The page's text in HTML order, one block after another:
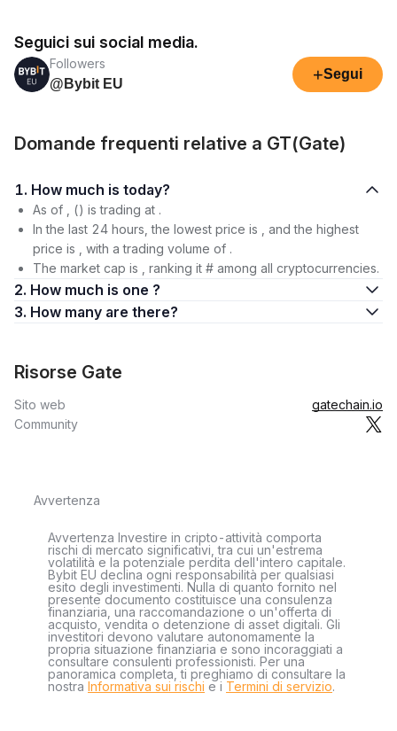
Seguici sui social media.
Followers
@Bybit EU
+Segui
Domande frequenti relative a GT(Gate)
1. How much is today?
As of , () is trading at .
In the last 24 hours, the lowest price is , and the highest
price is , with a trading volume of .
The market cap is , ranking it # among all cryptocurrencies.
2. How much is one ?
3. How many are there?
Risorse Gate
Sito web
gatechain.io
Community
Avvertenza
Avvertenza Investire in cripto-attività comporta
rischi di mercato significativi, tra cui un'estrema
volatilità e la potenziale perdita dell'intero capitale.
Bybit EU declina ogni responsabilità per qualsiasi
esito degli investimenti. Nulla di quanto fornito nel
presente documento costituisce una consulenza
finanziaria, una raccomandazione o un'offerta di
acquisto, vendita o detenzione di asset digitali. Gli
investitori devono valutare autonomamente la
propria situazione finanziaria e sono incoraggiati a
consultare consulenti professionisti. Per una
panoramica completa, ti preghiamo di consultare la
nostra Informativa sui rischi e i Termini di servizio.